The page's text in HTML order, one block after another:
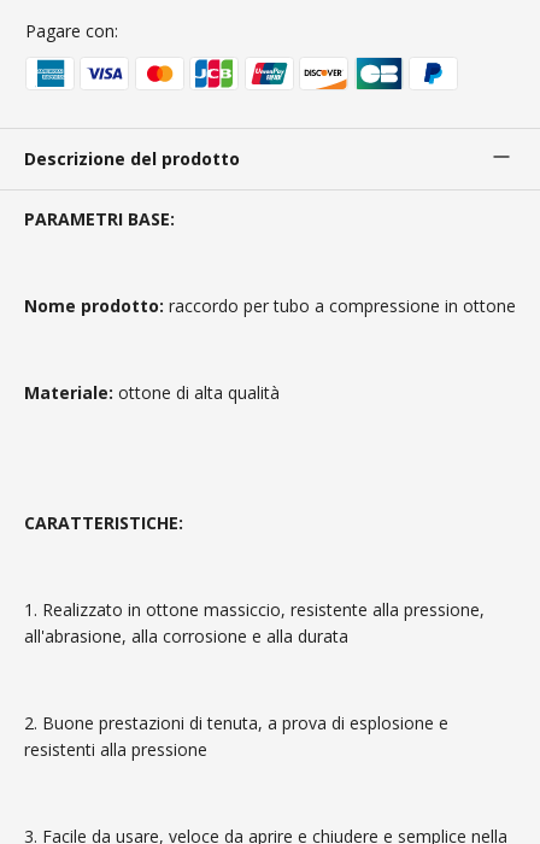
Pagare con:
Descrizione del prodotto
PARAMETRI BASE:
Nome prodotto: raccordo per tubo a compressione in ottone
Materiale: ottone di alta qualità
CARATTERISTICHE:
1. Realizzato in ottone massiccio, resistente alla pressione,
all'abrasione, alla corrosione e alla durata
2. Buone prestazioni di tenuta, a prova di esplosione e
resistenti alla pressione
3. Facile da usare, veloce da aprire e chiudere e semplice nella